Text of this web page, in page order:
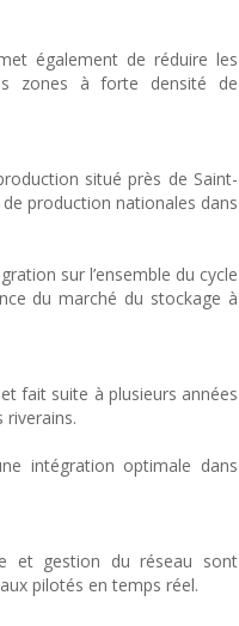
également de réduire les
zones à forte densité de
situé près de Saint-
production nationales dans
sur l’ensemble du cycle
du marché du stockage à
fait suite à plusieurs années
intégration optimale dans
et gestion du réseau sont
pilotés en temps réel.